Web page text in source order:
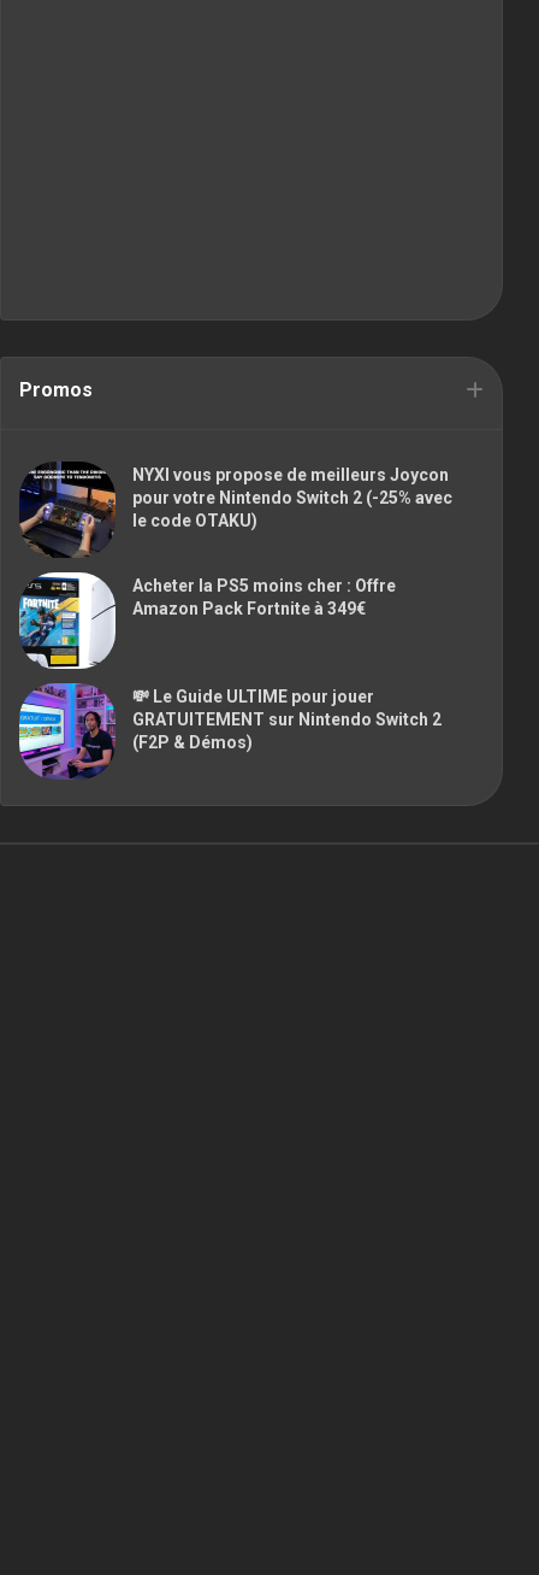
Promos
NYXI vous propose de meilleurs Joycon
pour votre Nintendo Switch 2 (-25% avec
le code OTAKU)
Acheter la PS5 moins cher : Offre
Amazon Pack Fortnite à 349€
💸 Le Guide ULTIME pour jouer
GRATUITEMENT sur Nintendo Switch 2
(F2P & Démos)